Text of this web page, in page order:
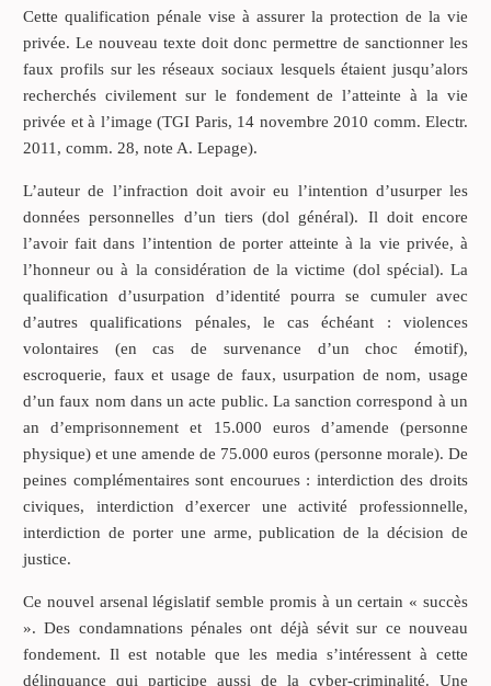
Cette qualification pénale vise à assurer la protection de la vie
privée. Le nouveau texte doit donc permettre de sanctionner les
faux profils sur les réseaux sociaux lesquels étaient jusqu’alors
recherchés civilement sur le fondement de l’atteinte à la vie
privée et à l’image (TGI Paris, 14 novembre 2010 comm. Electr.
2011, comm. 28, note A. Lepage).
L’auteur de l’infraction doit avoir eu l’intention d’usurper les
données personnelles d’un tiers (dol général). Il doit encore
l’avoir fait dans l’intention de porter atteinte à la vie privée, à
l’honneur ou à la considération de la victime (dol spécial). La
qualification d’usurpation d’identité pourra se cumuler avec
d’autres qualifications pénales, le cas échéant : violences
volontaires (en cas de survenance d’un choc émotif),
escroquerie, faux et usage de faux, usurpation de nom, usage
d’un faux nom dans un acte public. La sanction correspond à un
an d’emprisonnement et 15.000 euros d’amende (personne
physique) et une amende de 75.000 euros (personne morale). De
peines complémentaires sont encourues : interdiction des droits
civiques, interdiction d’exercer une activité professionnelle,
interdiction de porter une arme, publication de la décision de
justice.
Ce nouvel arsenal législatif semble promis à un certain « succès
». Des condamnations pénales ont déjà sévit sur ce nouveau
fondement. Il est notable que les media s’intéressent à cette
délinquance qui participe aussi de la cyber-criminalité. Une